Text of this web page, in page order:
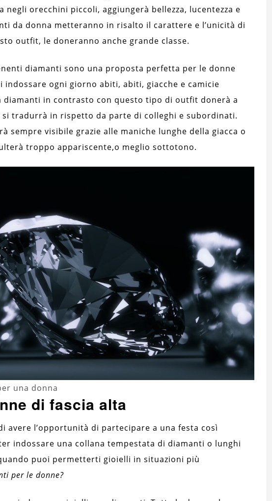
negli orecchini piccoli, aggiungerà bellezza, lucentezza e
da donna metteranno in risalto il carattere e l’unicità di
outfit, le doneranno anche grande classe.
diamanti sono una proposta perfetta per le donne
indossare ogni giorno abiti, abiti, giacche e camicie
diamanti in contrasto con questo tipo di outfit donerà a
si tradurrà in rispetto da parte di colleghi e subordinati.
sempre visibile grazie alle maniche lunghe della giacca o
troppo appariscente,o meglio sottotono.
una donna
di fascia alta
avere l’opportunità di partecipare a una festa così
indossare una collana tempestata di diamanti o lunghi
puoi permetterti gioielli in situazioni più
per le donne?